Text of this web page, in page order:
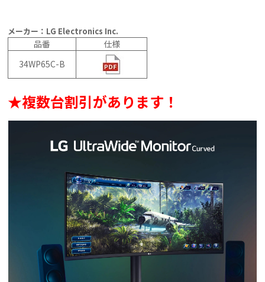
メーカー：LG Electronics Inc.
品番
仕様
34WP65C-B
★複数台割引があります！